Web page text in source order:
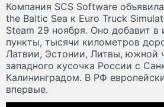
Компания SCS Software
the Baltic Sea к Euro Truck
Steam 29 ноября. Оно добавит в
пункты, тысячи километров
Латвии, Эстонии, Литвы, южной
западного кусочка России с
Калининградом. В РФ
впервые.